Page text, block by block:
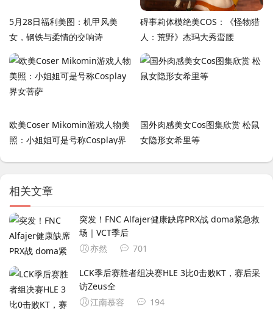
5月28日福利美图：机甲风美
女，钢铁与柔情的交响诗
碍事莉体模绝美COS：《怪物猎
人：荒野》杰玛大秀蛮腰
欧美Coser Mikomin游戏人物美
照：小姐姐可是号称Cosplay界
国外肉感美女Cos图集欣赏 松鼠
女隐形女希里等
相关文章
突发！FNC Alfajer健康缺席PRX战 doma紧急救
场｜VCT季后
亦然
701
LCK季后赛胜者组决赛HLE 3比0击败KT，赛后采
访Zeus全
江南慕容
194